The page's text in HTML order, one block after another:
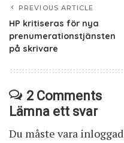
PREVIOUS ARTICLE
HP kritiseras för nya
prenumerationstjänsten
på skrivare
2 Comments
Lämna ett svar
Du måste vara inloggad